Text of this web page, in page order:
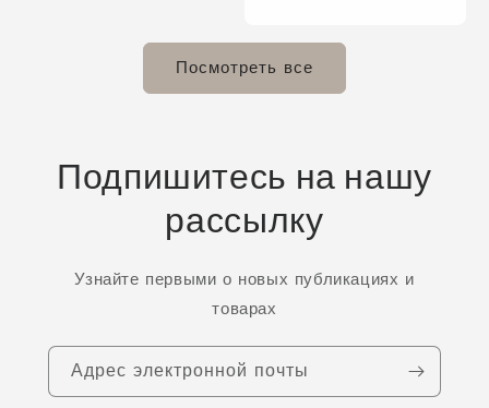
Посмотреть все
Подпишитесь на нашу
рассылку
Узнайте первыми о новых публикациях и
товарах
Адрес электронной почты